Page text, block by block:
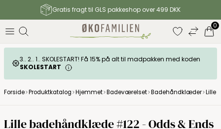
Gratis fragt til GLS pakkeshop over 499 DKK
0
3.. 2.. 1.. SKOLESTART! Få 15% på alt til madpakken med koden
SKOLESTART
Forside Produktkatalog Hjemmet Badeværelset Badehåndklæder Lille
Foekje Fleur
Lille badehåndklæde #122 - Odds & Ends